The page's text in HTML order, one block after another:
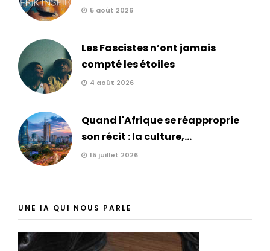
5 août 2026
Les Fascistes n’ont jamais
compté les étoiles
4 août 2026
Quand l'Afrique se réapproprie
son récit : la culture,...
15 juillet 2026
UNE IA QUI NOUS PARLE